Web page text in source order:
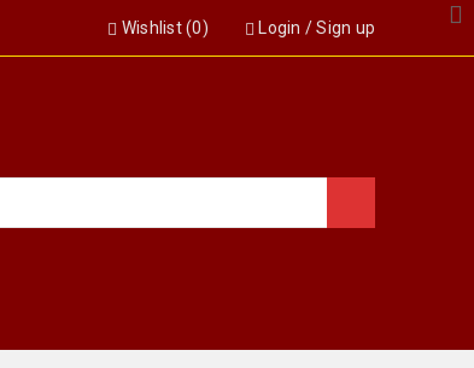
Login /Sign up
Wishlist (0)